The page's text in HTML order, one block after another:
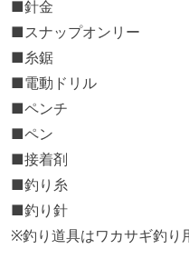
■針金
■スナップオンリー
■糸鋸
■電動ドリル
■ペンチ
■ペン
■接着剤
■釣り糸
■釣り針
※釣り道具はワカサギ釣り